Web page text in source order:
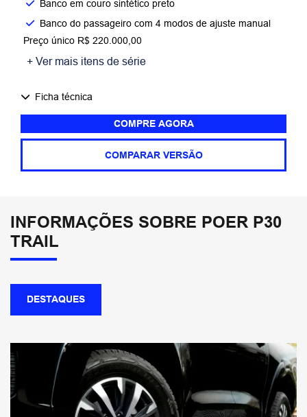
Banco em couro sintético preto​
Banco do passageiro com 4 modos de ajuste manual
Preço único R$ 220.000,00
+ Ver mais itens de série
Ficha técnica
COMPRE AGORA
COMPARAR VERSÃO
INFORMAÇÕES SOBRE POER P30
TRAIL
DESTAQUES